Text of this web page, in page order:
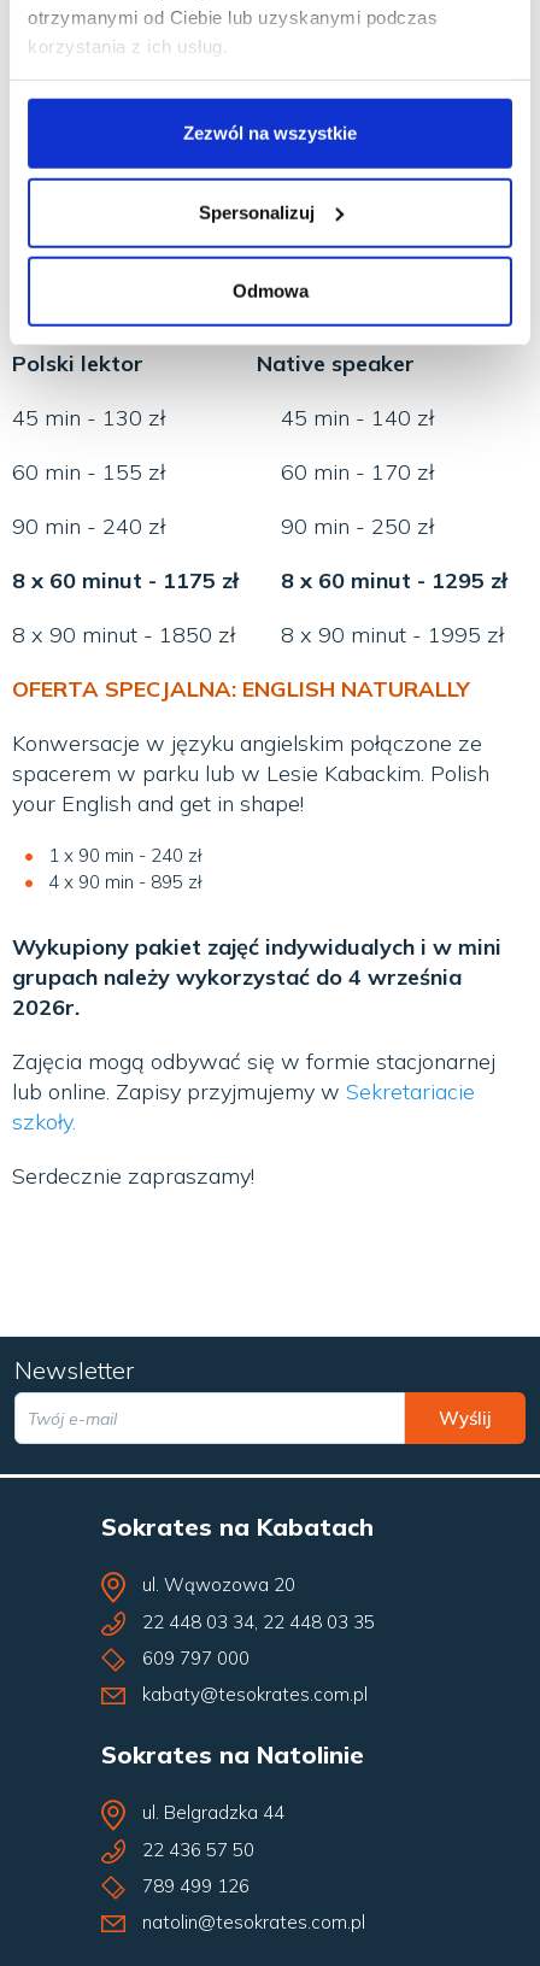
otrzymanymi od Ciebie lub uzyskanymi podczas
korzystania z ich usług.
Zezwól na wszystkie
Spersonalizuj
Odmowa
8 x 90 min – 1195 zł/os
MINI-GRUPY 3-osobowe
8 x 60 min – 675 zł/os
8 x 90 min – 995 zł/os
Native speaker
8 x 60 min – 725 zł/os
8 x 90 min – 1085 zł/os
Polski lektor
45 min - 130 zł
60 min - 155 zł
90 min - 240 zł
8 x 60 minut - 1175 zł
8 x 90 minut - 1850 zł
Native speaker
45 min - 140 zł
60 min - 170 zł
90 min - 250 zł
8 x 60 minut - 1295 zł
8 x 90 minut - 1995 zł
OFERTA SPECJALNA: ENGLISH NATURALLY
Konwersacje w języku angielskim połączone ze
spacerem w parku lub w Lesie Kabackim. Polish
your English and get in shape!
1 x 90 min - 240 zł
4 x 90 min - 895 zł
Wykupiony pakiet zajęć indywidualych i w mini
grupach należy wykorzystać do 4 września
2026r.
Zajęcia mogą odbywać się w formie stacjonarnej
lub online. Zapisy przyjmujemy w Sekretariacie
szkoły.
Serdecznie zapraszamy!
Newsletter
Wyślij
Sokrates na Kabatach
ul. Wąwozowa 20
22 448 03 34 22 448 03 35
609 797 000
kabaty@tesokrates.com.pl
Sokrates na Natolinie
ul. Belgradzka 44
22 436 57 50
789 499 126
natolin@tesokrates.com.pl